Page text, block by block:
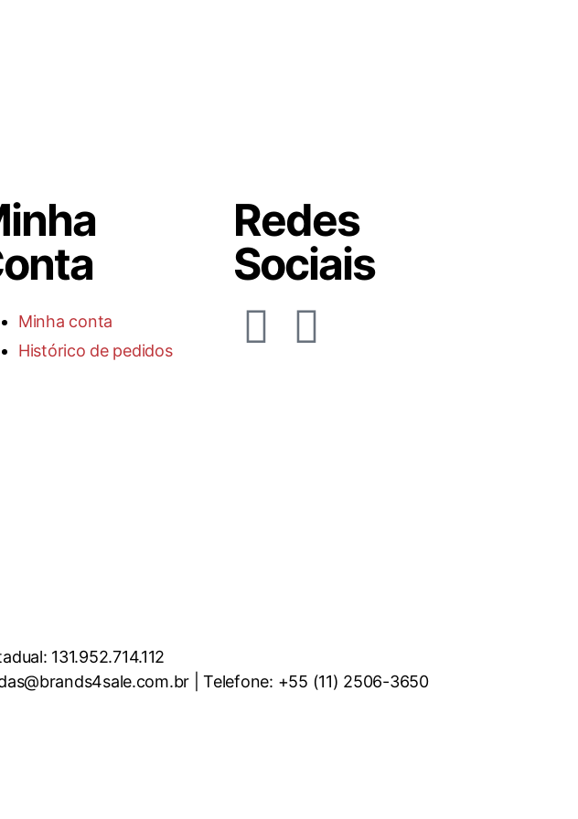
Minha conta
Histórico de pedidos
Redes
Sociais
131.952.714.112
| Telefone: +55 (11) 2506-3650